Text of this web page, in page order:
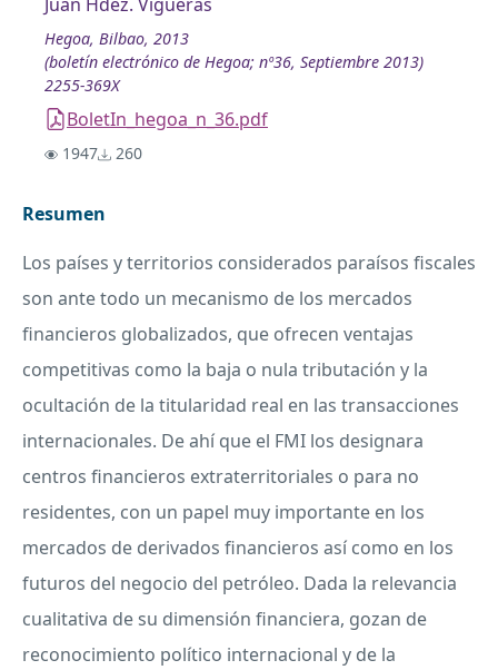
Hegoa, Bilbao, 2013
(boletín electrónico de Hegoa; nº36, Septiembre 2013)
2255-369X
BoletIn_hegoa_n_36.pdf
1947 260
Resumen
Los países y territorios considerados paraísos fiscales
son ante todo un mecanismo de los mercados
financieros globalizados, que ofrecen ventajas
competitivas como la baja o nula tributación y la
ocultación de la titularidad real en las transacciones
internacionales. De ahí que el FMI los designara
centros financieros extraterritoriales o para no
residentes, con un papel muy importante en los
mercados de derivados financieros así como en los
futuros del negocio del petróleo. Dada la relevancia
cualitativa de su dimensión financiera, gozan de
reconocimiento político internacional y de la